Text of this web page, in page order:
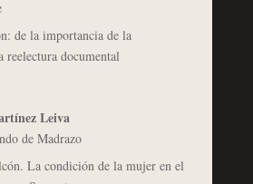
de la importancia de la
documental
Leiva
de Madrazo
La condición de la mujer en el